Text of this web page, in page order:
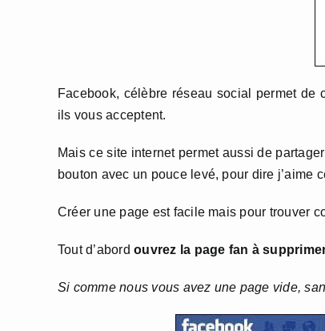
Facebook, célèbre réseau social permet
ils vous acceptent.
Mais ce site internet permet aussi de
bouton avec un pouce levé, pour dire j’aime
Créer une page est facile mais pour trouver
Tout d’abordouvrez la page fan à
Si comme nous vous avez une page vide,